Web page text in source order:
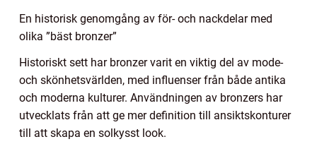
En historisk genomgång av för- och nackdelar med
olika ”bäst bronzer”
Historiskt sett har bronzer varit en viktig del av mode-
och skönhetsvärlden, med influenser från både antika
och moderna kulturer. Användningen av bronzers har
utvecklats från att ge mer definition till ansiktskonturer
till att skapa en solkysst look.